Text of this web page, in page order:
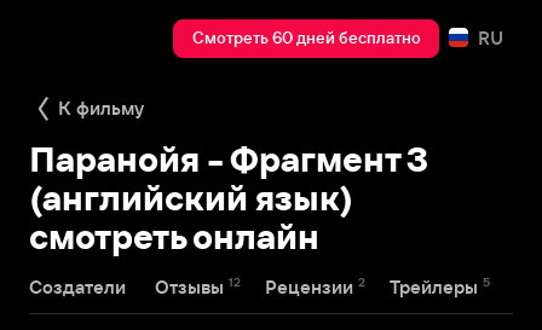
Смотреть 60 дней бесплатно RU
К фильму
Паранойя - Фрагмент 3
(английский язык)
смотреть онлайн
Создатели Отзывы 12 Рецензии 2 Трейлеры 5